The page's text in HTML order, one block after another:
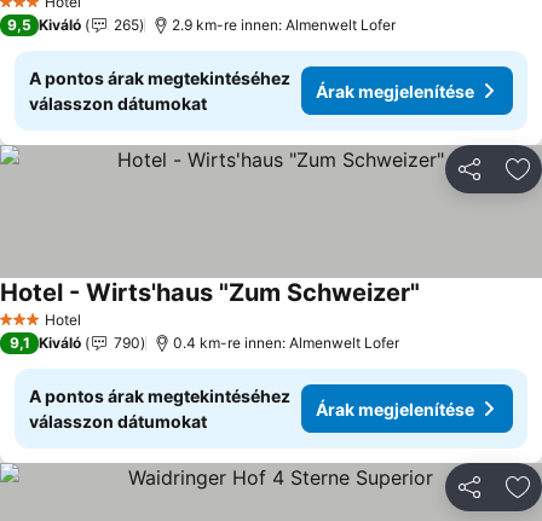
3 Kategória
9,5 Kiváló 265 2.9 km-re innen: Almenwelt Lofer
A pontos árak megtekintéséhez
válasszon dátumokat
Árak megjelenítése
3 Kategória
Hotel
Hotel - Wirts'haus "Zum Schweizer"
9,1 Kiváló 790 0.4 km-re innen: Almenwelt Lofer
A pontos árak megtekintéséhez
válasszon dátumokat
Árak megjelenítése